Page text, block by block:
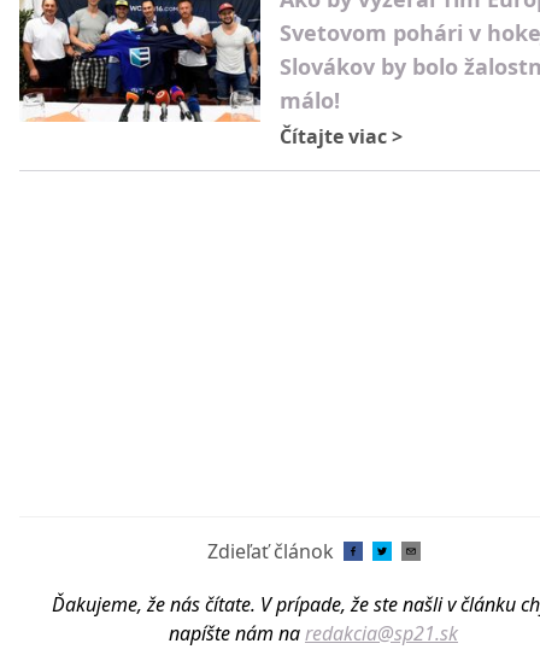
Svetovom pohári v
Slovákov by bolo
málo!
Čítajte viac>
Zdieľať článok
Ďakujeme, že nás čítate. V prípade, že ste našli v článku
napíšte nám naredakcia@sp21.sk